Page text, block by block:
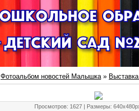
Фотоальбом новостей Малышка»
Просмотров: 1627 | Размеры: